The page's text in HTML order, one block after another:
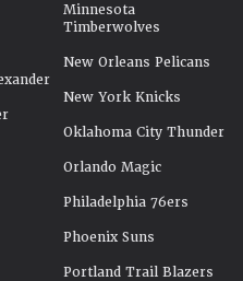
Minnesota
Timberwolves
New Orleans Pelicans
New York Knicks
Oklahoma City Thunder
Orlando Magic
Philadelphia 76ers
Phoenix Suns
Portland Trail Blazers